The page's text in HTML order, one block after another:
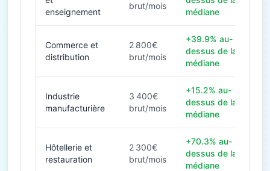
enseignement
brut/mois
médiane
Commerce et
distribution
2 800€
brut/mois
+39.9% au-
dessus de la
médiane
Industrie
manufacturière
3 400€
brut/mois
+15.2% au-
dessus de la
médiane
Hôtellerie et
restauration
2 300€
brut/mois
+70.3% au-
dessus de la
médiane